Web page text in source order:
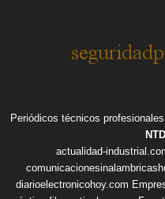
Periódicos técnicos
actualidad-
diarioelectronicohoy.com